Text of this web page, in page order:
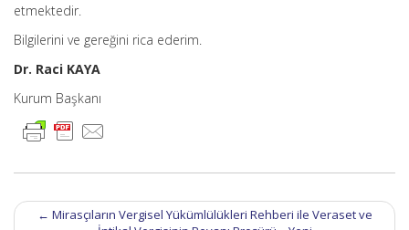
etmektedir.
Bilgilerini ve gereğini rica ederim.
Dr. Raci KAYA
Kurum Başkanı
Post
navigation
← Mirasçıların Vergisel Yükümlülükleri Rehberi ile Veraset ve